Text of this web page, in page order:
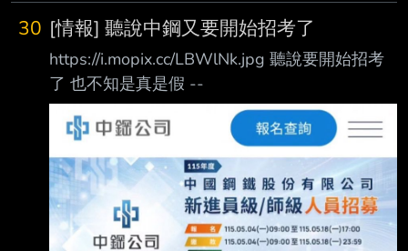
安穩便利的台酒呢？ 如果是你們，會怎麼選？
少 公司文化較官僚 中華電信優點: 錢一年多30
～40萬？ 特休多，而且聽說請假都不刁難 各種
福利較好 公司文化較開明(和國營相較) 缺點: 離
家遠要通勤約50分鐘，而且是騎車15+火車
20+走路10+等車5這樣的分配 也很難在車上休
息 會較操較精實 其實本來一直是要準備中華電
信的，油僱只是順便考，上了就先去， 誰知道
剛好幸運
30 [情報] 聽說中鋼又要開始招考了
https://i.mopix.cc/LBWlNk.jpg 聽說要開始招考
了 也不知是真是假 --